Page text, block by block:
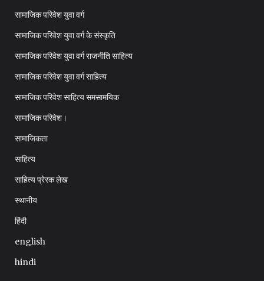
सामाजिक परिवेश युवा वर्ग
सामाजिक परिवेश युवा वर्ग के संस्कृति
सामाजिक परिवेश युवा वर्ग राजनीति साहित्य
सामाजिक परिवेश युवा वर्ग साहित्य
सामाजिक परिवेश साहित्य समसामयिक
सामाजिक परिवेश।
सामाजिकता
साहित्य
साहित्य प्रेरक लेख
स्थानीय
हिंदी
english
hindi